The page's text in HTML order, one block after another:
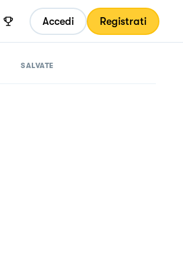
Accedi Registrati
SALVATE